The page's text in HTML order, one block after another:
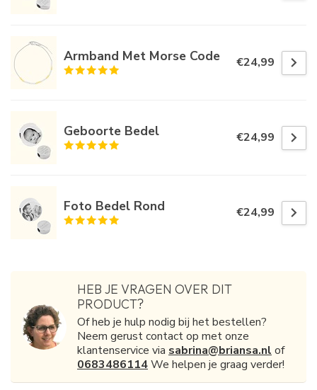
Armband Met Morse Code €24,99
Geboorte Bedel €24,99
Foto Bedel Rond €24,99
HEB JE VRAGEN OVER DIT
PRODUCT?
Of heb je hulp nodig bij het bestellen?
Neem gerust contact op met onze
klantenservice via sabrina@briansa.nl of
0683486114We helpen je graag verder!